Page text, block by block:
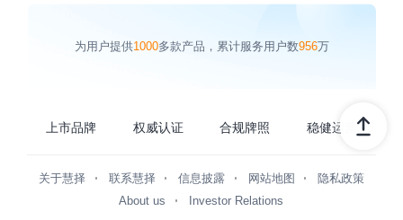
为用户提供1000多款产品，累计服务用户数956万
上市品牌 权威认证 合规牌照 稳健运营
关于慧择 联系慧择 信息披露 网站地图
隐私政策
About us
Investor Relations